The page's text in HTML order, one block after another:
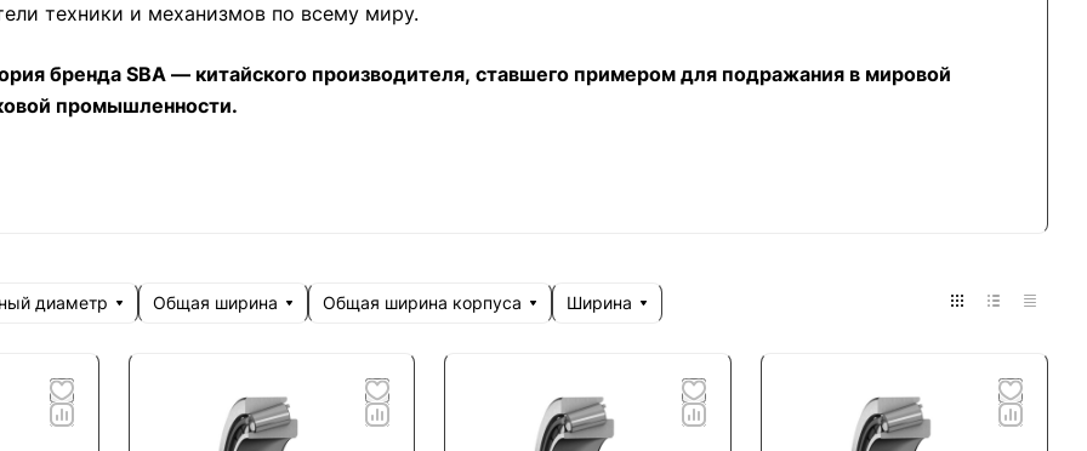
техники и механизмов по всему миру.
бренда SBA — китайского производителя, ставшего примером для подражания в мировой
промышленности.
диаметр Общая ширина Общая ширина корпуса Ширина